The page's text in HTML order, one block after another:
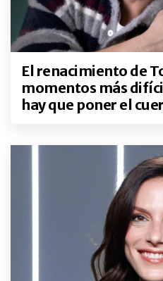
El renacimiento de
momentos más
hay que poner el